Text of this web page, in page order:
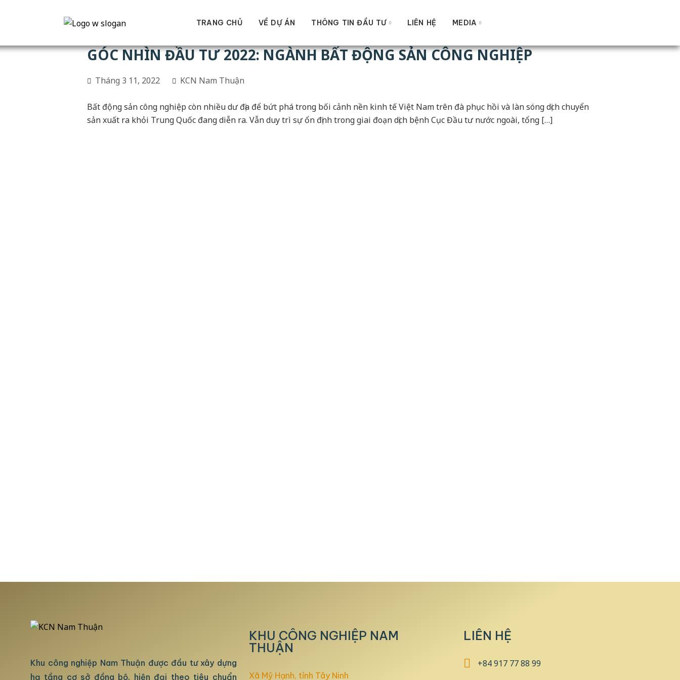
TRANG CHỦ VỀ DỰ ÁN THÔNG TIN ĐẦU TƯ LIÊN HỆ MEDIA
GÓC NHÌN ĐẦU TƯ 2022: NGÀNH BẤT ĐỘNG SẢN CÔNG NGHIỆP
Tháng 3 11, 2022 KCN Nam Thuận
Bất động sản công nghiệp còn nhiều dư địa để bứt phá trong bối cảnh nền kinh tế Việt Nam trên đà phục hồi và làn sóng dịch chuyển
sản xuất ra khỏi Trung Quốc đang diễn ra. Vẫn duy trì sự ổn định trong giai đoạn dịch bệnh Cục Đầu tư nước ngoài, tổng […]
Khu công nghiệp Nam Thuận được đầu tư xây dựng
hạ tầng cơ sở đồng bộ, hiện đại theo tiêu chuẩn
KHU CÔNG NGHIỆP NAM
THUẬN
Xã Mỹ Hạnh, tỉnh Tây Ninh
LIÊN HỆ
+84 917 77 88 99